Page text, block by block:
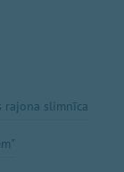
rajona slimnīca